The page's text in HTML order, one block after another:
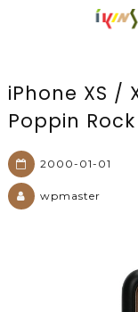
iPhone XS /
Poppin Rock
2000-01-01
wpmaster